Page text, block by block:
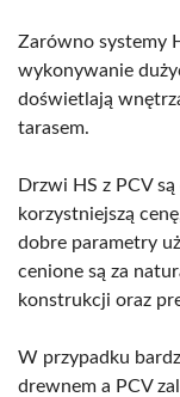
Zarówno systemy
wykonywanie
doświetlają
tarasem.
Drzwi HS z PCV
korzystniejszą
dobre parametry
cenione są za
konstrukcji oraz
W przypadku
drewnem a PCV